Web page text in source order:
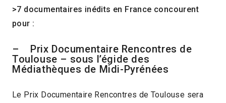
>7 documentaires inédits en France concourent
pour :
– Prix Documentaire Rencontres de
Toulouse – sous l’égide des
Médiathèques de Midi-Pyrénées
Le Prix Documentaire Rencontres de Toulouse sera